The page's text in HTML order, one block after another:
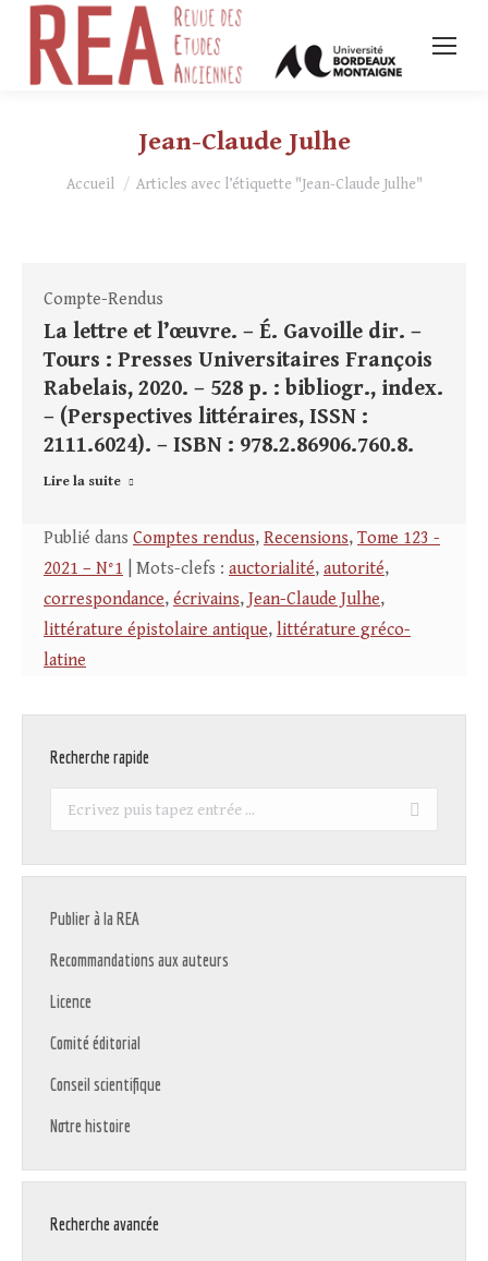
Jean-Claude Julhe
Vous êtes ici :
Accueil Articles avec l’étiquette "Jean-Claude Julhe"
Compte-Rendus
La lettre et l’œuvre. – É. Gavoille dir. –
Tours : Presses Universitaires François
Rabelais, 2020. – 528 p. : bibliogr., index.
– (Perspectives littéraires, ISSN :
2111.6024). – ISBN : 978.2.86906.760.8.
Lire la suite
Publié dans Comptes rendus, Recensions, Tome 123 -
2021 – N°1 | Mots-clefs : auctorialité, autorité,
correspondance, écrivains, Jean-Claude Julhe,
littérature épistolaire antique, littérature gréco-
latine
Recherche rapide
Recherche
Publier à la REA
Recommandations aux auteurs
Licence
Comité éditorial
Conseil scientifique
Notre histoire
Recherche avancée